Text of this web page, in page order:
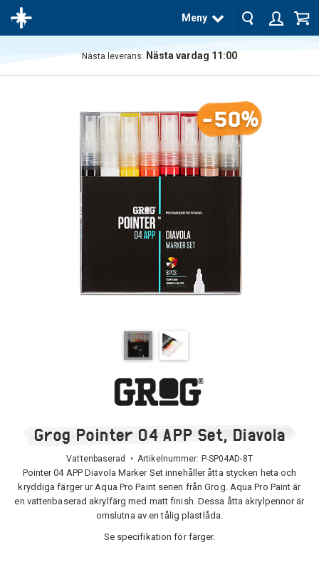
Meny
Nästa leverans: Nästa vardag 11:00
-50%
Grog Pointer 04 APP Set, Diavola
Vattenbaserad • Artikelnummer: P-SP04AD-8T
Pointer 04 APP Diavola Marker Set innehåller åtta stycken heta och
kryddiga färger ur Aqua Pro Paint serien från Grog. Aqua Pro Paint är
en vattenbaserad akrylfärg med matt finish. Dessa åtta akrylpennor är
omslutna av en tålig plastlåda.
Se specifikation för färger.